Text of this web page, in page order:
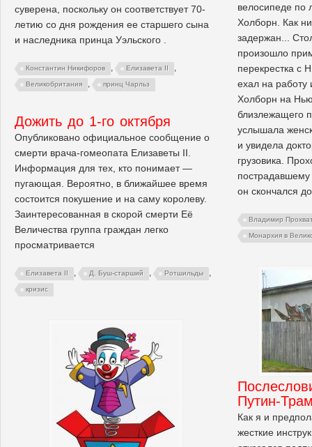
суверена, поскольку он соответствует 70-
летию со дня рождения ее старшего сына
и наследника принца Уэльского .
Константин Никифоров , Елизавета II ,
Великобритания , принц Чарльз
велосипеде по
Холборн. Как
задержан...
произошло
перекрестка с
ехал на работу
Холборн на
близлежащего
услышала
и увидела
грузовика.
пострадавшему
он скончался
Владимир
Монархия в
Дожить до 1-го октября
Опубликовано официальное сообщение о
смерти врача-гомеопата Елизаветы II.
Информация для тех, кто понимает —
пугающая. Вероятно, в ближайшее время
состоится покушение и на саму королеву.
Заинтересованная в скорой смерти Её
Величества группа граждан легко
просматривается
Елизавета II , Д. Буш-старший , Ротшильды ,
кризис
Путин-
Как я и
жесткие